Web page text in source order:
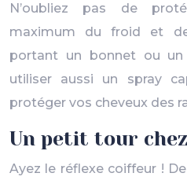
N’oubliez pas de
maximum du froid et
portant un bonnet ou un
utiliser aussi un spray
protéger vos cheveux des
Un petit tour
Ayez le réflexe coiffeur !